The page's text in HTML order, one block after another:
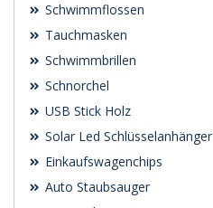
Schwimmflossen
Tauchmasken
Schwimmbrillen
Schnorchel
USB Stick Holz
Solar Led Schlüsselanhänger
Einkaufswagenchips
Auto Staubsauger